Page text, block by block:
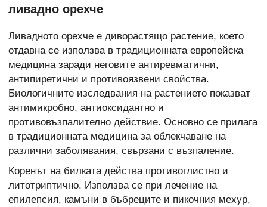
ливадно орехче
Ливадното орехче е диворастящо растение, което
отдавна се използва в традиционната европейска
медицина заради неговите антиревматични,
антипиретични и противоязвени свойства.
Биологичните изследвания на растението показват
антимикробно, антиоксидантно и
противовъзпалително действие. Основно се прилага
в традиционната медицина за облекчаване на
различни заболявания, свързани с възпаление.
Коренът на билката действа противоглистно и
литотриптично. Използва се при лечение на
епилепсия, камъни в бъбреците и пикочния мехур,